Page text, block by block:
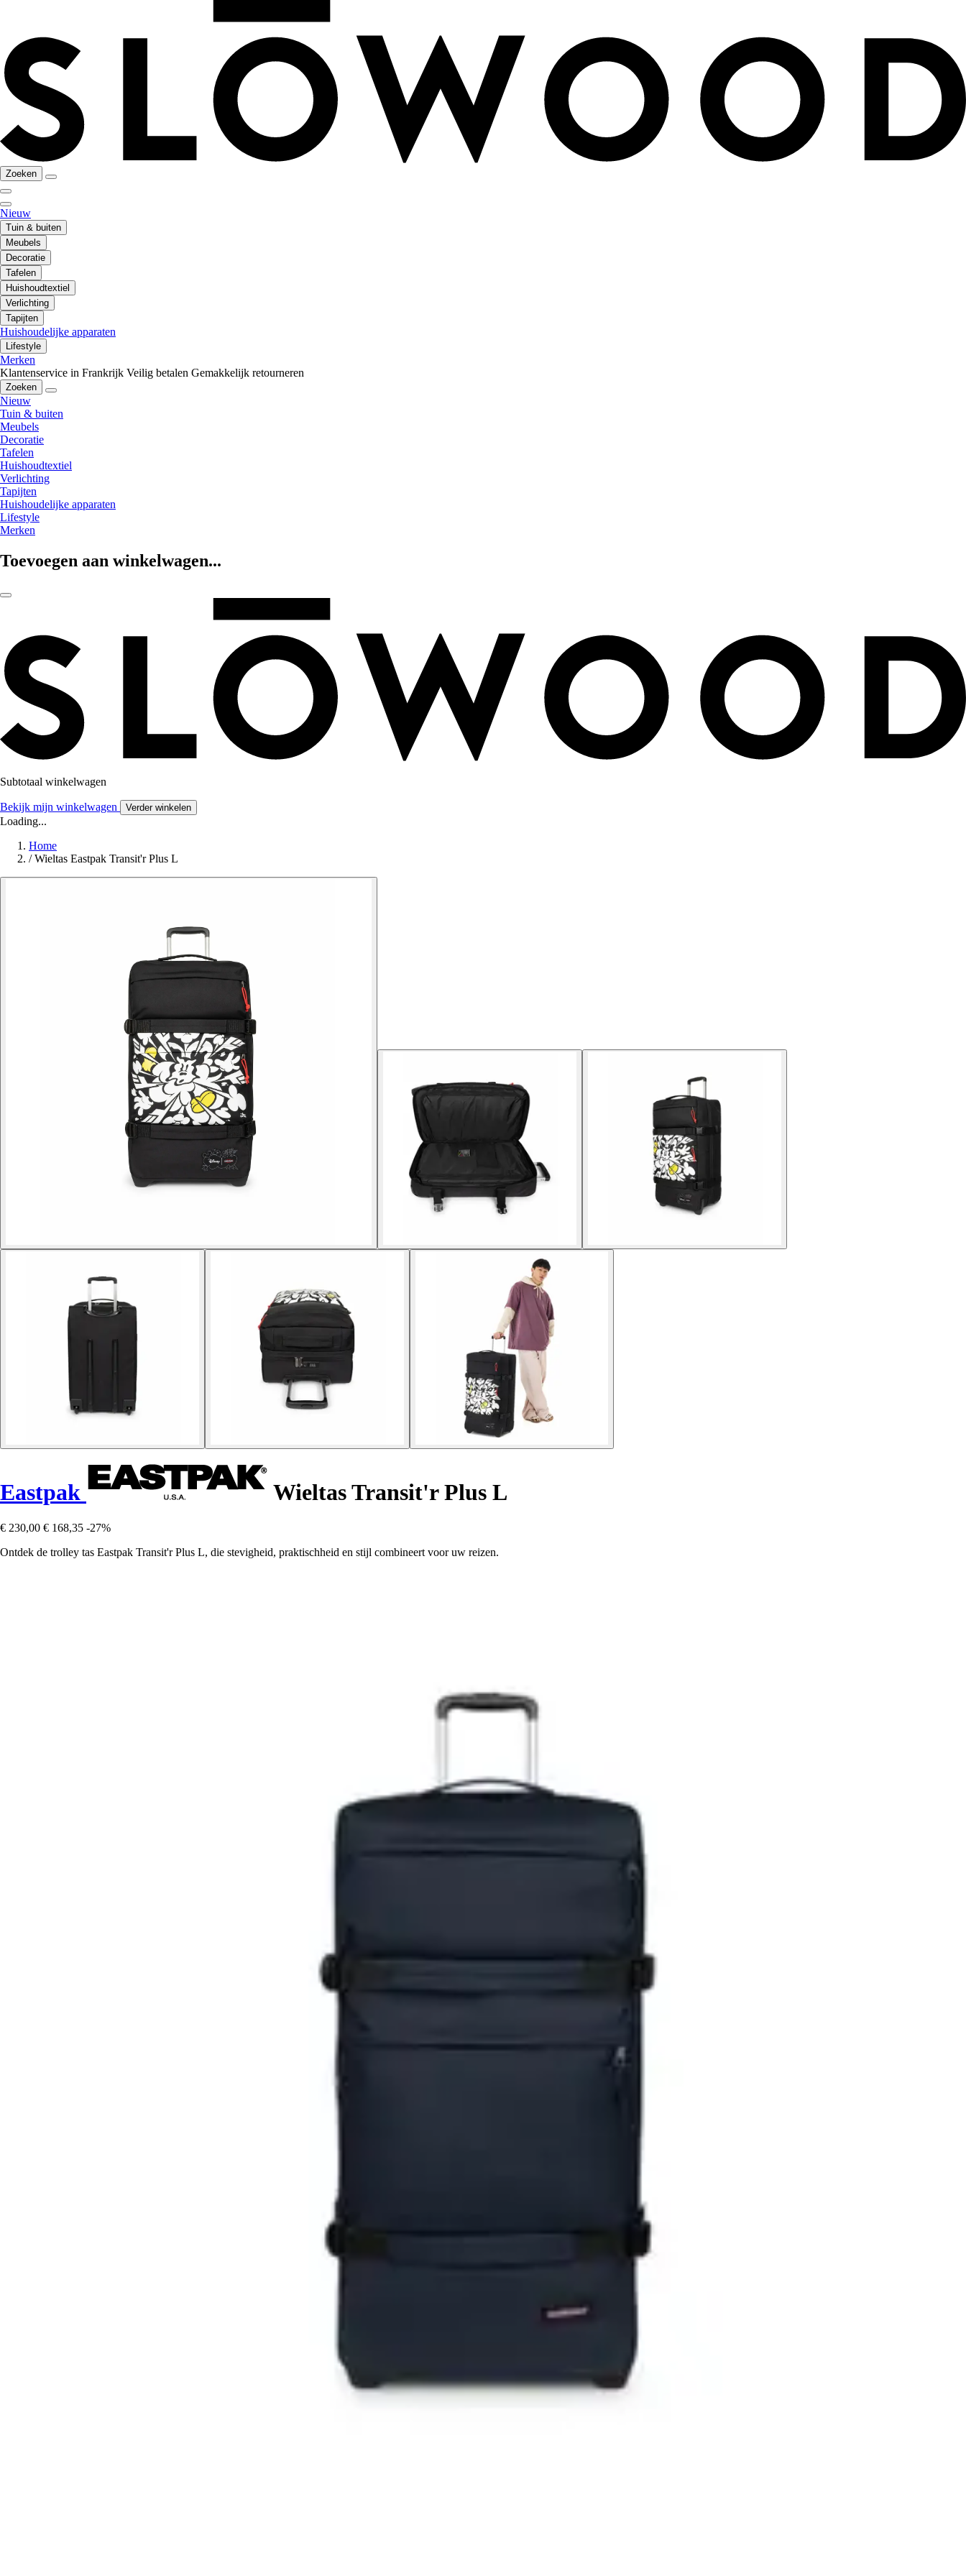
Zoeken
Nieuw
Tuin & buiten
Meubels
Decoratie
Tafelen
Huishoudtextiel
Verlichting
Tapijten
Huishoudelijke apparaten
Lifestyle
Merken
Klantenservice in Frankrijk Veilig betalen Gemakkelijk retourneren
Zoeken
Nieuw
Tuin & buiten
Meubels
Decoratie
Tafelen
Huishoudtextiel
Verlichting
Tapijten
Huishoudelijke apparaten
Lifestyle
Merken
Toevoegen aan winkelwagen...
Subtotaal winkelwagen
Bekijk mijn winkelwagen Verder winkelen
Loading...
Home
/ Wieltas Eastpak Transit'r Plus L
Eastpak Wieltas Transit'r Plus L
€ 230,00 € 168,35 -27%
Ontdek de trolley tas Eastpak Transit'r Plus L, die stevigheid, praktischheid en stijl combineert voor uw reizen.